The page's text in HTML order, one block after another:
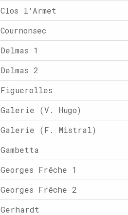
Clos l‘Armet
Cournonsec
Delmas 1
Delmas 2
Figuerolles
Galerie (V. Hugo)
Galerie (F. Mistral)
Gambetta
Georges Frêche 1
Georges Frêche 2
Gerhardt